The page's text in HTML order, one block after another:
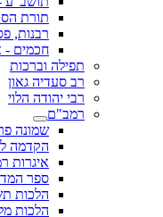
תורת
רבנות,
חכמים -
תפילה וברכות
רב סעדיה גאון
רבי יהודה הלוי
רמב"ם
שמונה
הקדמה
איגרות
ספר
הלכות
הלכות